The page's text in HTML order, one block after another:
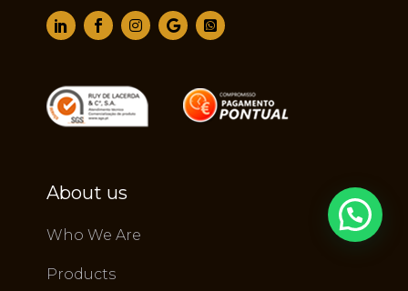
About us
Who We Are
Products